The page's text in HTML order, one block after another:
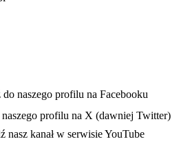
się w nowej karcie
do naszego profilu na Facebooku
karcie
naszego profilu na X (dawniej Twitter)
się w nowej karcie
nasz kanał w serwisie YouTube